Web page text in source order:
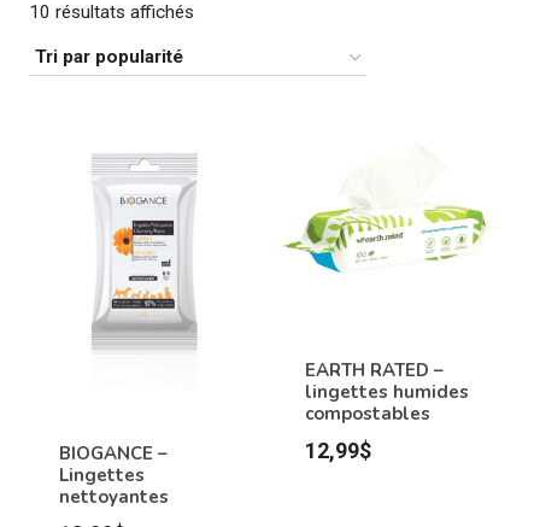
10 résultats affichés
BIOGANCE –
Lingettes
nettoyantes
EARTH RATED –
lingettes humides
compostables
12,99$